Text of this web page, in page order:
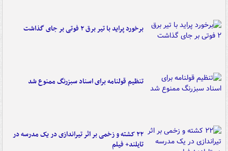
برخورد پراید با تیر برق ۲ فوتی بر جای گذاشت
تنظیم قولنامه برای اسناد سبزرنگ ممنوع شد
۲۲ کشته و زخمی بر اثر تیراندازی در یک مدرسه در
تایلند+ فیلم